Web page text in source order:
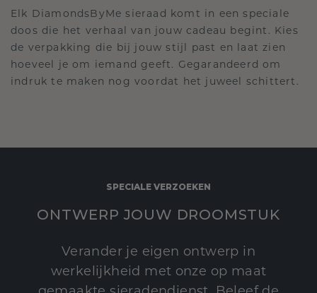
Elk DiamondsByMe sieraad komt in een speciale
doos die het verhaal van jouw cadeau begint. Kies
de verpakking die bij jouw stijl past en laat zien
hoeveel je om iemand geeft. Gegarandeerd om
indruk te maken nog voordat het juweel schittert.
SPECIALE VERZOEKEN
ONTWERP JOUW DROOMSTUK
Verander je eigen ontwerp in
werkelijkheid met onze op maat